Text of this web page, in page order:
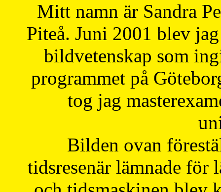
Mitt namn är Sandra
Piteå. Juni 2001 blev
bildvetenskap som
programmet på
tog jag
Bilden ovan
tidsresenär lämnade för